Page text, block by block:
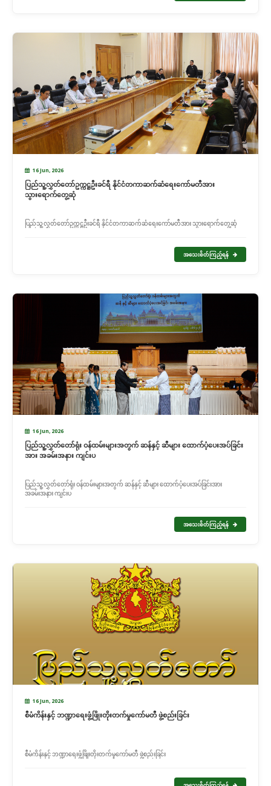
16 Jun, 2026
ပြည်သူ့လွှတ်တော်ဥက္ကဋ္ဌဦးခင်ရီ နိုင်ငံတကာဆက်ဆံရေးကော်မတီအား
သွားရောက်တွေ့ဆုံ
ပြည်သူ့လွှတ်တော်ဥက္ကဋ္ဌဦးခင်ရီ နိုင်ငံတကာဆက်ဆံရေးကော်မတီအား သွားရောက်တွေ့ဆုံ
အသေးစိတ်ကြည့်ရန်
16 Jun, 2026
ပြည်သူ့လွှတ်တော်ရုံး ဝန်ထမ်းများအတွက် ဆန်နှင့် ဆီများ ထောက်ပံ့ပေးအပ်ခြင်း
အား အခမ်းအနား ကျင်းပ
ပြည်သူ့လွှတ်တော်ရုံး ဝန်ထမ်းများအတွက် ဆန်နှင့် ဆီများ ထောက်ပံ့ပေးအပ်ခြင်းအား
အခမ်းအနား ကျင်းပ
အသေးစိတ်ကြည့်ရန်
16 Jun, 2026
စီမံကိန်းနှင့် ဘဏ္ဍာရေးဖွံ့ဖြိုးတိုးတက်မှုကော်မတီ ဖွဲ့စည်းခြင်း
စီမံကိန်းနှင့် ဘဏ္ဍာရေးဖွံ့ဖြိုးတိုးတက်မှုကော်မတီ ဖွဲ့စည်းခြင်း